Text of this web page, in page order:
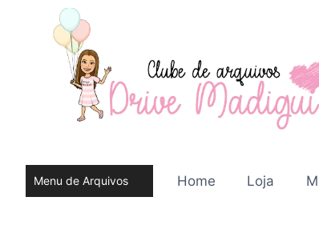
Menu de Arquivos Home Loja